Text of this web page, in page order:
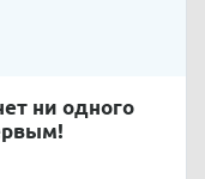
ни одного